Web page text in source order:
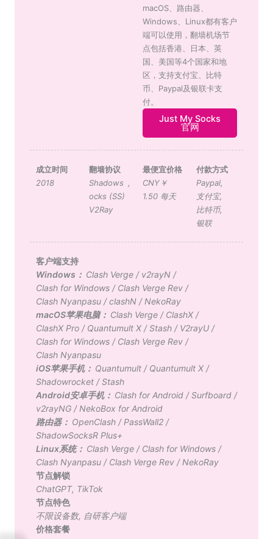
macOS、路由器、
Windows、Linux都有客户
端可以使用，翻墙机场节
点包括香港、日本、英
国、美国等4个国家和地
区，支持支付宝、比特
币、Paypal及银联卡支
付。
Just My Socks
官网
成立时间
2018
翻墙协议
Shadows
ocks (SS)
,
V2Ray
最便宜价格
CNY￥
1.50 每天
付款方式
Paypal,
支付宝,
比特币,
银联
客户端支持
Windows： Clash Verge/ v2rayN/
Clash for Windows/ Clash Verge Rev/
Clash Nyanpasu/clashN/ NekoRay
macOS苹果电脑： Clash Verge/ ClashX/
ClashX Pro/ Quantumult X/Stash/ V2rayU/
Clash for Windows/ Clash Verge Rev/
Clash Nyanpasu
iOS苹果手机： Quantumult/ Quantumult X/
Shadowrocket/Stash
Android安卓手机： Clash for Android/Surfboard/
v2rayNG/ NekoBox for Android
路由器： OpenClash/ PassWall2/
ShadowSocksR Plus+
Linux系统： Clash Verge/ Clash for Windows/
Clash Nyanpasu/ Clash Verge Rev/ NekoRay
节点解锁
ChatGPT, TikTok
节点特色
不限设备数, 自研客户端
价格套餐